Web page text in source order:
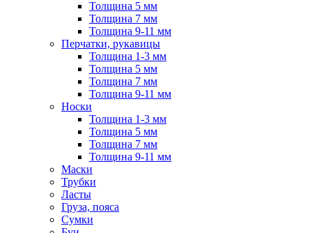
Толщина 5 мм
Толщина 7 мм
Толщина 9-11 мм
Перчатки, рукавицы
Толщина 1-3 мм
Толщина 5 мм
Толщина 7 мм
Толщина 9-11 мм
Носки
Толщина 1-3 мм
Толщина 5 мм
Толщина 7 мм
Толщина 9-11 мм
Маски
Трубки
Ласты
Груза, пояса
Сумки